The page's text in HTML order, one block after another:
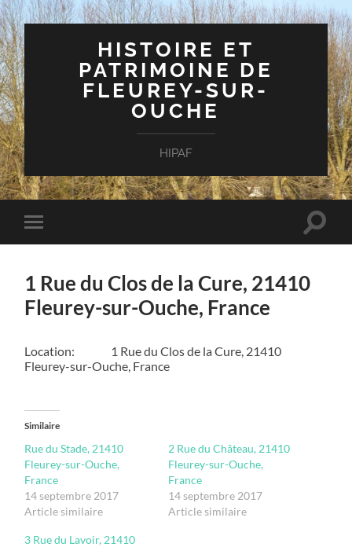
HISTOIRE ET
PATRIMOINE DE
FLEUREY-SUR-
OUCHE
HIPAF
Toggle
mobile
Toggle
1 Rue du Clos de la Cure, 21410
Fleurey-sur-Ouche, France
Location:
1 Rue du Clos de la Cure, 21410
Fleurey-sur-Ouche, France
Similaire
Rue du Stade, 21410
Fleurey-sur-Ouche,
France
14 septembre 2017
Article similaire
2 Rue du Château, 21410
Fleurey-sur-Ouche,
France
14 septembre 2017
Article similaire
3 Rue du Lavoir, 21410